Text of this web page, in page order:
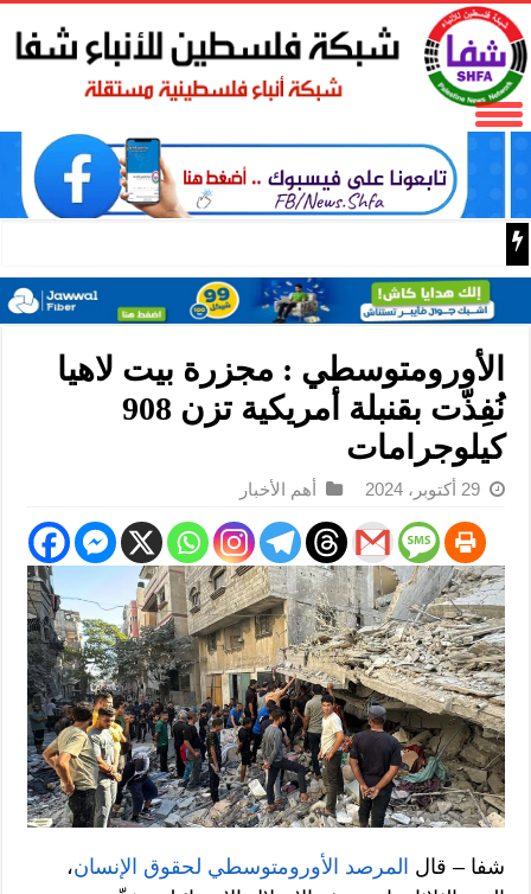
مع اقتراب الإعصار “دولفين”.. الصين تفعّل الإنذار الأحمر
الأورومتوسطي : مجزرة بيت لاهيا
نُفِذّت بقنبلة أمريكية تزن 908
كيلوجرامات
29 أكتوبر، 2024 أهم الأخبار
شفا – قال المرصد الأورومتوسطي لحقوق الإنسان،